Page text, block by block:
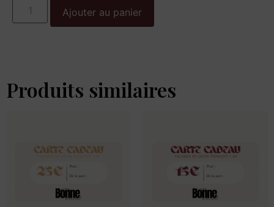
Ajouter au panier
Produits similaires